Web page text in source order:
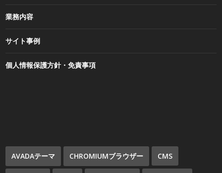
業務内容
サイト事例
個人情報保護方針・免責事項
AVADAテーマ CHROMIUMブラウザー CMS